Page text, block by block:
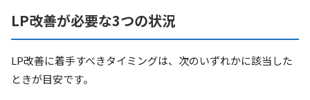
LP改善が必要な3つの状況
LP改善に着手すべきタイミングは、次のいずれかに該当した
ときが目安です。